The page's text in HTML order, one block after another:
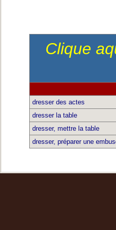
Clique
dresser des actes
dresser la table
dresser, mettre la table
dresser, préparer une